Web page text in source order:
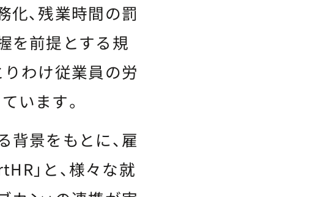
化、残業時間の罰
を前提とする規
りわけ従業員の労
います。
背景をもとに、雇
」と、様々な就